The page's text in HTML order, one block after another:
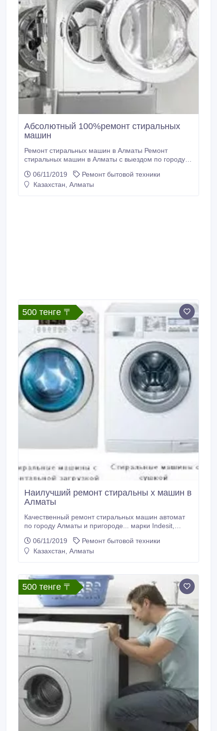
Абсолютный 100%ремонт стиральных
машин
Ремонт стиральных машин в Алматы Ремонт
стиральных машин в Алматы с выездом по городу и
комплектующие на все модели стиральных машин.
Недорогой ремонт модулей управления.
06/11/2019
Ремонт бытовой техники
Казахстан, Алматы
500 тенге 〒
Наилучший ремонт стиральны х машин в
Алматы
Качественный ремонт стиральных машин автомат
по городу Алматы и пригороде... марки Indesit,
Beko, Hansa, Whirlpool и др. Выезд, гарантия на
выполненную работу. Ремонт на дому. Стаж работы
06/11/2019
Ремонт бытовой техники
Казахстан, Алматы
500 тенге 〒